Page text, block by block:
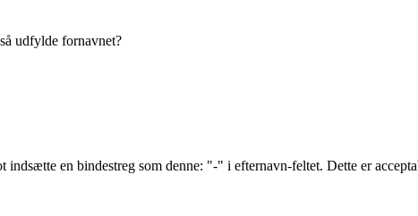
udfylde fornavnet?
en bindestreg som denne: "-" i efternavn-feltet. Dette er